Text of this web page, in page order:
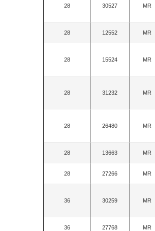
28 30527 MR
28 12552 MR
28 15524 MR
28 31232 MR
28 26480 MR
28 13663 MR
28 27266 MR
36 30259 MR
36 27768 MR